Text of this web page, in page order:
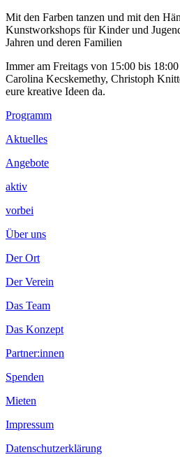
Mit den Farben tanzen und mit den
Kunstworkshops für Kinder und
Jahren und deren Familien
Immer am Freitags von 15:00 bis
Carolina Kecskemethy, Christoph
eure kreative Ideen da.
Footer
Inhalt
Programm
Aktuelles
Angebote
aktiv
vorbei
Über uns
Der Ort
Der Verein
Das Team
Das Konzept
Partner:innen
Spenden
Mieten
Impressum
Datenschutzerklärung